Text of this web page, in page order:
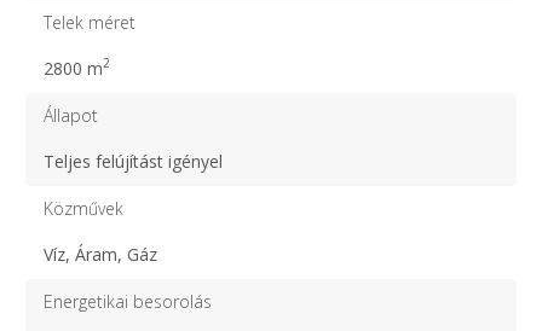
Telek méret
2800 m2
Állapot
Teljes felújítást igényel
Közművek
Víz, Áram, Gáz
Energetikai besorolás